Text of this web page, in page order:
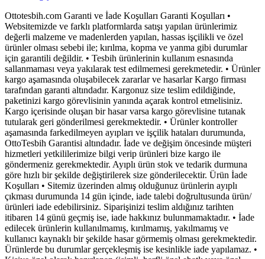
Ottotesbih.com Garanti ve İade Koşulları Garanti Koşulları •
Websitemizde ve farklı platformlarda satışı yapılan ürünlerimiz
değerli malzeme ve madenlerden yapılan, hassas işçilikli ve özel
ürünler olması sebebi ile; kırılma, kopma ve yanma gibi durumlar
için garantili değildir. • Tesbih ürünlerinin kullanım esnasında
sallanmaması veya yakılarak test edilmemesi gerekmetedir. • Ürünler
kargo aşamasında oluşabilecek zararlar ve hasarlar Kargo firması
tarafından garanti altındadır. Kargonuz size teslim edildiğinde,
paketinizi kargo görevlisinin yanında açarak kontrol etmelisiniz.
Kargo içerisinde oluşan bir hasar varsa kargo görevlisine tutanak
tutularak geri gönderilmesi gerekmektedir. • Ürünler kontroller
aşamasında farkedilmeyen ayıpları ve işçilik hataları durumunda,
OttoTesbih Garantisi altındadır. İade ve değişim öncesinde müşteri
hizmetleri yetkililerimize bilgi verip ürünleri bize kargo ile
göndermeniz gerekmektedir. Ayıplı ürün stok ve tedarik durmuna
göre hızlı bir şekilde değiştirilerek size gönderilecektir. Ürün İade
Koşulları • Sitemiz üzerinden almış olduğunuz ürünlerin ayıplı
çıkması durumunda 14 gün içinde, iade talebi doğrultusunda ürün/
ürünleri iade edebilirsiniz. Siparişinizi teslim aldığınız tarihten
itibaren 14 günü geçmiş ise, iade hakkınız bulunmamaktadır. • İade
edilecek ürünlerin kullanılmamış, kırılmamış, yakılmamış ve
kullanıcı kaynaklı bir şekilde hasar görmemiş olması gerekmektedir.
Ürünlerde bu durumlar gerçekleşmiş ise kesinlikle iade yapılamaz. •